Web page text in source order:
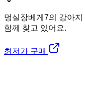
멍실장베게7의 강아지
함께 찾고 있어요.
최저가 구매